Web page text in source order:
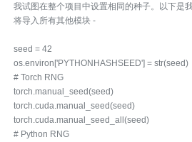
我试图在整个项目中设置相同的种子。以下是
将导入所有其他模块 -
seed = 42
os.environ['PYTHONHASHSEED'] = str(seed)
# Torch RNG
torch.manual_seed(seed)
torch.cuda.manual_seed(seed)
torch.cuda.manual_seed_all(seed)
# Python RNG